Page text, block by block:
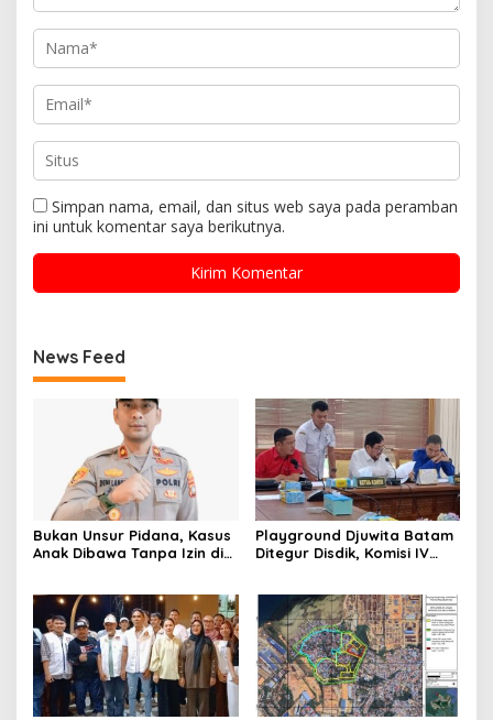
Simpan nama, email, dan situs web saya pada peramban
ini untuk komentar saya berikutnya.
News Feed
Bukan Unsur Pidana, Kasus
Anak Dibawa Tanpa Izin di
Playground Djuwita Batam
Ditegur Disdik, Komisi IV